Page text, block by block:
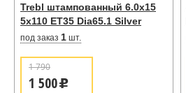
Trebl штампованный 6.0x15
5x110 ET35 Dia65.1 Silver
под заказ 1 шт.
1 790
1 500u